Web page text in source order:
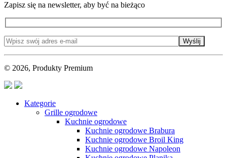
Zapisz się na newsletter, aby być na bieżąco
Wyślij
© 2026, Produkty Premium
Kategorie
Grille ogrodowe
Kuchnie ogrodowe
Kuchnie ogrodowe Brabura
Kuchnie ogrodowe Broil King
Kuchnie ogrodowe Napoleon